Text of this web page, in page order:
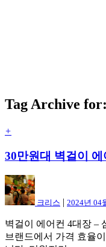
Tag Archive
+
30만원대 벽걸이 에
크리스 | 2024년 04
벽걸이 에어컨 4대장 –
브랜드에서 가격 효율